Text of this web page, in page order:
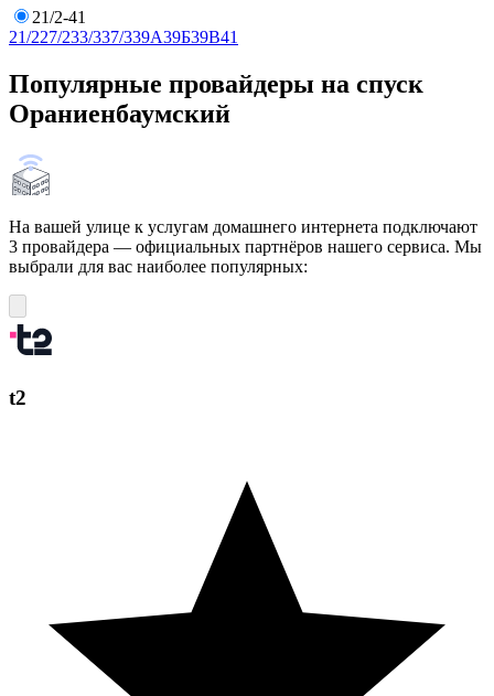
21/2-41
21/227/233/337/339А39Б39В41
Популярные провайдеры на спуск
Ораниенбаумский
На вашей улице к услугам домашнего интернета подключают
3 провайдера — официальных партнёров нашего сервиса. Мы
выбрали для вас наиболее популярных:
t2